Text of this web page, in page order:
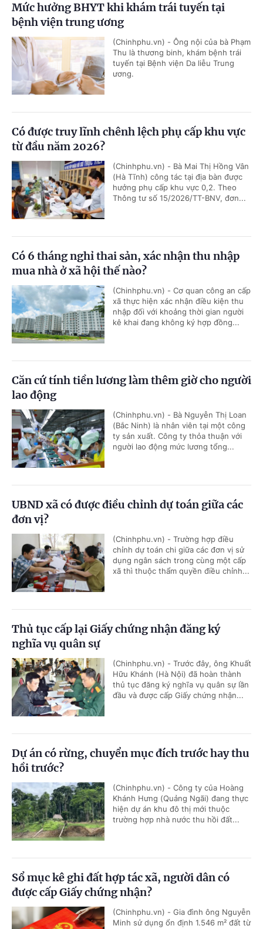
Mức hưởng BHYT khi khám trái tuyến tại
bệnh viện trung ương
(Chinhphu.vn) - Ông nội của bà Phạm
Thu là thương binh, khám bệnh trái
tuyến tại Bệnh viện Da liễu Trung
ương.
Có được truy lĩnh chênh lệch phụ cấp khu vực
từ đầu năm 2026?
(Chinhphu.vn) - Bà Mai Thị Hồng Vân
(Hà Tĩnh) công tác tại địa bàn được
hưởng phụ cấp khu vực 0,2. Theo
Thông tư số 15/2026/TT-BNV, đơn...
Có 6 tháng nghỉ thai sản, xác nhận thu nhập
mua nhà ở xã hội thế nào?
(Chinhphu.vn) - Cơ quan công an cấp
xã thực hiện xác nhận điều kiện thu
nhập đối với khoảng thời gian người
kê khai đang không ký hợp đồng...
Căn cứ tính tiền lương làm thêm giờ cho người
lao động
(Chinhphu.vn) - Bà Nguyễn Thị Loan
(Bắc Ninh) là nhân viên tại một công
ty sản xuất. Công ty thỏa thuận với
người lao động mức lương tổng...
UBND xã có được điều chỉnh dự toán giữa các
đơn vị?
(Chinhphu.vn) - Trường hợp điều
chỉnh dự toán chi giữa các đơn vị sử
dụng ngân sách trong cùng một cấp
xã thì thuộc thẩm quyền điều chỉnh...
Thủ tục cấp lại Giấy chứng nhận đăng ký
nghĩa vụ quân sự
(Chinhphu.vn) - Trước đây, ông Khuất
Hữu Khánh (Hà Nội) đã hoàn thành
thủ tục đăng ký nghĩa vụ quân sự lần
đầu và được cấp Giấy chứng nhận...
Dự án có rừng, chuyển mục đích trước hay thu
hồi trước?
(Chinhphu.vn) - Công ty của Hoàng
Khánh Hưng (Quảng Ngãi) đang thực
hiện dự án khu đô thị mới thuộc
trường hợp nhà nước thu hồi đất...
Sổ mục kê ghi đất hợp tác xã, người dân có
được cấp Giấy chứng nhận?
(Chinhphu.vn) - Gia đình ông Nguyễn
Minh sử dụng ổn định 1.546 m² đất từ